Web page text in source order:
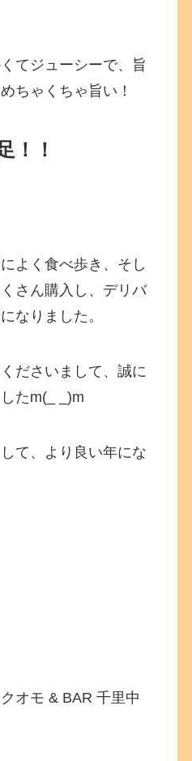
てジューシーで、旨
ちゃくちゃ旨い！
！！
よく食べ歩き、そし
さん購入し、デリバ
なりました。
ださいまして、誠に
たm(_ _)m
て、より良い年にな
オモ & BAR 千里中